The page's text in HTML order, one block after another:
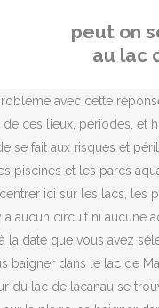
peut on
au lac
avec cette
de ces lieux, périodes, et
se fait aux risques et
piscines et les parcs
ici sur les lacs, les
a aucun circuit ni aucune
la date que vous avez
baigner dans le lac de
du lac de lacanau se